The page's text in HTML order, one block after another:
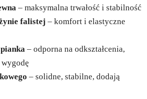
– maksymalna trwałość i stabilność
falistej – komfort i elastyczne
– odporna na odkształcenia,
– solidne, stabilne, dodają